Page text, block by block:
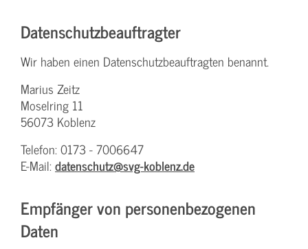
Datenschutz­beauftragter
Wir haben einen Datenschutzbeauftragten benannt.
Marius Zeitz
Moselring 11
56073 Koblenz
Telefon: 0173 - 7006647
E-Mail: datenschutz@svg-koblenz.de
Empfänger von personenbezogenen
Daten